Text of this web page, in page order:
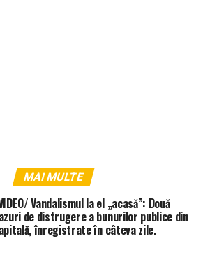
MAI MULTE
Vandalismul la el „acasă”: Două
de distrugere a bunurilor publice din
înregistrate în câteva zile.